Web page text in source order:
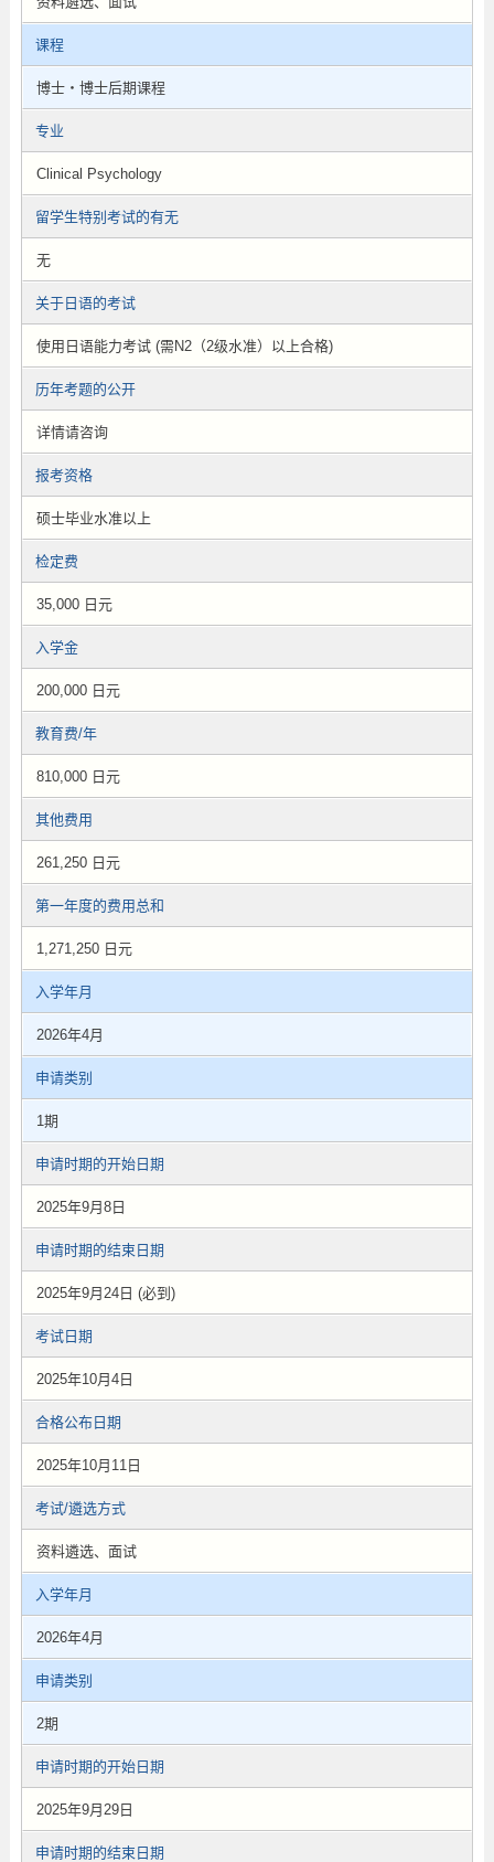
课程
博士・博士后期课程
专业
Clinical Psychology
留学生特别考试的有无
无
关于日语的考试
使用日语能力考试 (需N2（2级水准）以上合格)
历年考题的公开
详情请咨询
报考资格
硕士毕业水准以上
检定费
35,000 日元
入学金
200,000 日元
教育费/年
810,000 日元
其他费用
261,250 日元
第一年度的费用总和
1,271,250 日元
入学年月
2026年4月
申请类别
1期
申请时期的开始日期
2025年9月8日
申请时期的结束日期
2025年9月24日 (必到)
考试日期
2025年10月4日
合格公布日期
2025年10月11日
考试/遴选方式
资料遴选、面试
入学年月
2026年4月
申请类别
2期
申请时期的开始日期
2025年9月29日
申请时期的结束日期